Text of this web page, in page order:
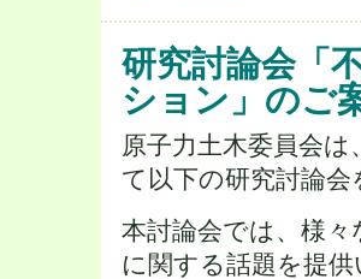
研究討論会「
ション」のご
原子力土木委員会は
て以下の研究討論
本討論会では、様
に関する話題を提